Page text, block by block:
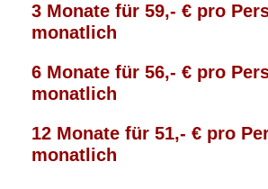
3 Monate für 59,- € pro
monatlich
6 Monate für 56,- € pro
monatlich
12 Monate für 51,- € pro
monatlich